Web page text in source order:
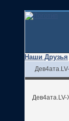
Наши Друзья